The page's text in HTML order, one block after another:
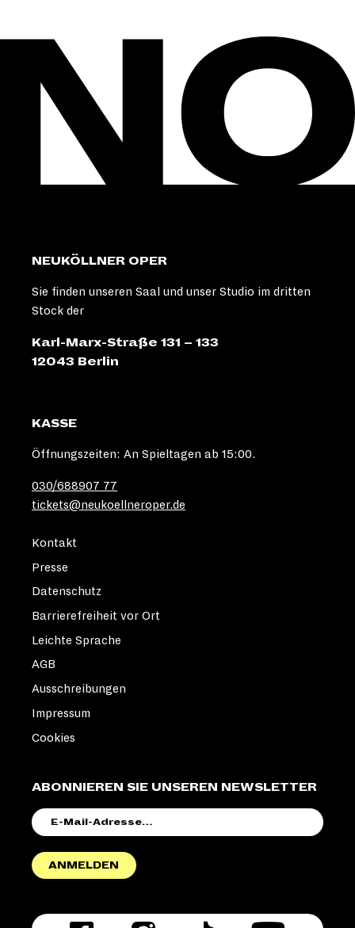
NEUKÖLLNER OPER
Sie finden unseren Saal und unser Studio im dritten
Stock der
Karl-Marx-Straße 131 – 133
12043 Berlin
KASSE
Öffnungszeiten: An Spieltagen ab 15:00.
030/688907 77
tickets@neukoellneroper.de
ABONNIEREN SIE UNSEREN NEWSLETTER
MAIL-
ANMELDEN
Kontakt
Presse
Datenschutz
Barrierefreiheit vor Ort
Leichte Sprache
AGB
Ausschreibungen
Impressum
Cookies